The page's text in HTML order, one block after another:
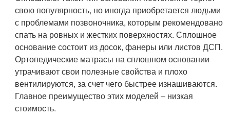
свою популярность, но иногда приобретается людьми
с проблемами позвоночника, которым рекомендовано
спать на ровных и жестких поверхностях. Сплошное
основание состоит из досок, фанеры или листов ДСП.
Ортопедические матрасы на сплошном основании
утрачивают свои полезные свойства и плохо
вентилируются, за счет чего быстрее изнашиваются.
Главное преимущество этих моделей – низкая
стоимость.